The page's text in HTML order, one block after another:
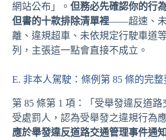
網站公布」。 但務必先確認你的行
但書的十款排除清單裡——超速、未
離、違規超車、未依規定行駛車道
列，主張這一點會直接不成立。
E. 非本人駕駛：條例第 85 條的完整
第 85 條第 1 項：「受舉發違反道路
受處罰人，認為受舉發之違規行為
應於舉發違反道路交通管理事件通